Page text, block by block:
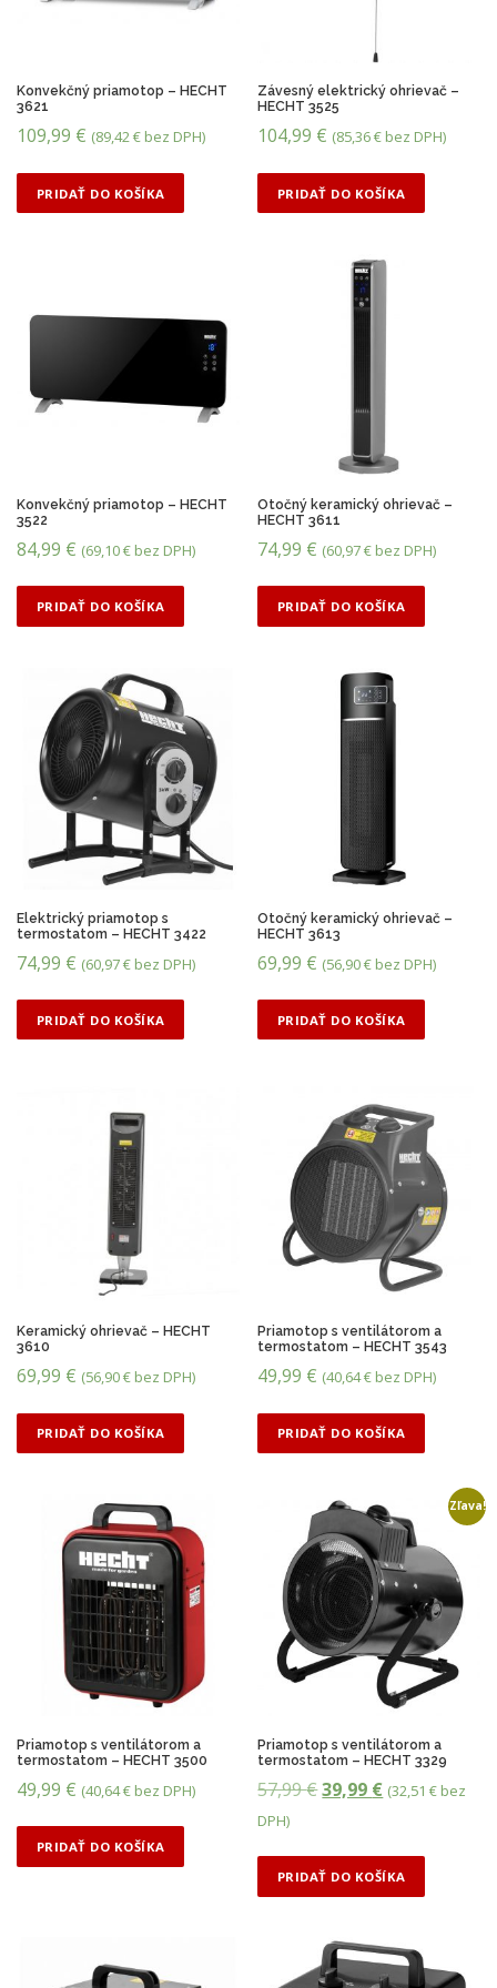
c
n
:
e
a
n
š
Konvekčný priamotop – HECHT
3621
109,99 € (89,42€ bez DPH)
PRIDAŤ DO KOŠÍKA
Závesný elektrický ohrievač –
HECHT 3525
104,99 € (85,36€ bez DPH)
PRIDAŤ DO KOŠÍKA
Konvekčný priamotop – HECHT
3522
84,99 € (69,10€ bez DPH)
PRIDAŤ DO KOŠÍKA
Otočný keramický ohrievač –
HECHT 3611
74,99 € (60,97€ bez DPH)
PRIDAŤ DO KOŠÍKA
Elektrický priamotop s
termostatom – HECHT 3422
74,99 € (60,97€ bez DPH)
PRIDAŤ DO KOŠÍKA
Otočný keramický ohrievač –
HECHT 3613
69,99 € (56,90€ bez DPH)
PRIDAŤ DO KOŠÍKA
Keramický ohrievač – HECHT
3610
69,99 € (56,90€ bez DPH)
PRIDAŤ DO KOŠÍKA
Priamotop s ventilátorom a
termostatom – HECHT 3543
49,99 € (40,64€ bez DPH)
PRIDAŤ DO KOŠÍKA
Priamotop s ventilátorom a
termostatom – HECHT 3500
49,99 € (40,64€ bez DPH)
PRIDAŤ DO KOŠÍKA
Zľava!
Priamotop s ventilátorom a
termostatom – HECHT 3329
57,99€P
o
n
á
39,99 €A
u
n
(32,51€ bez
DPH)
PRIDAŤ DO KOŠÍKA